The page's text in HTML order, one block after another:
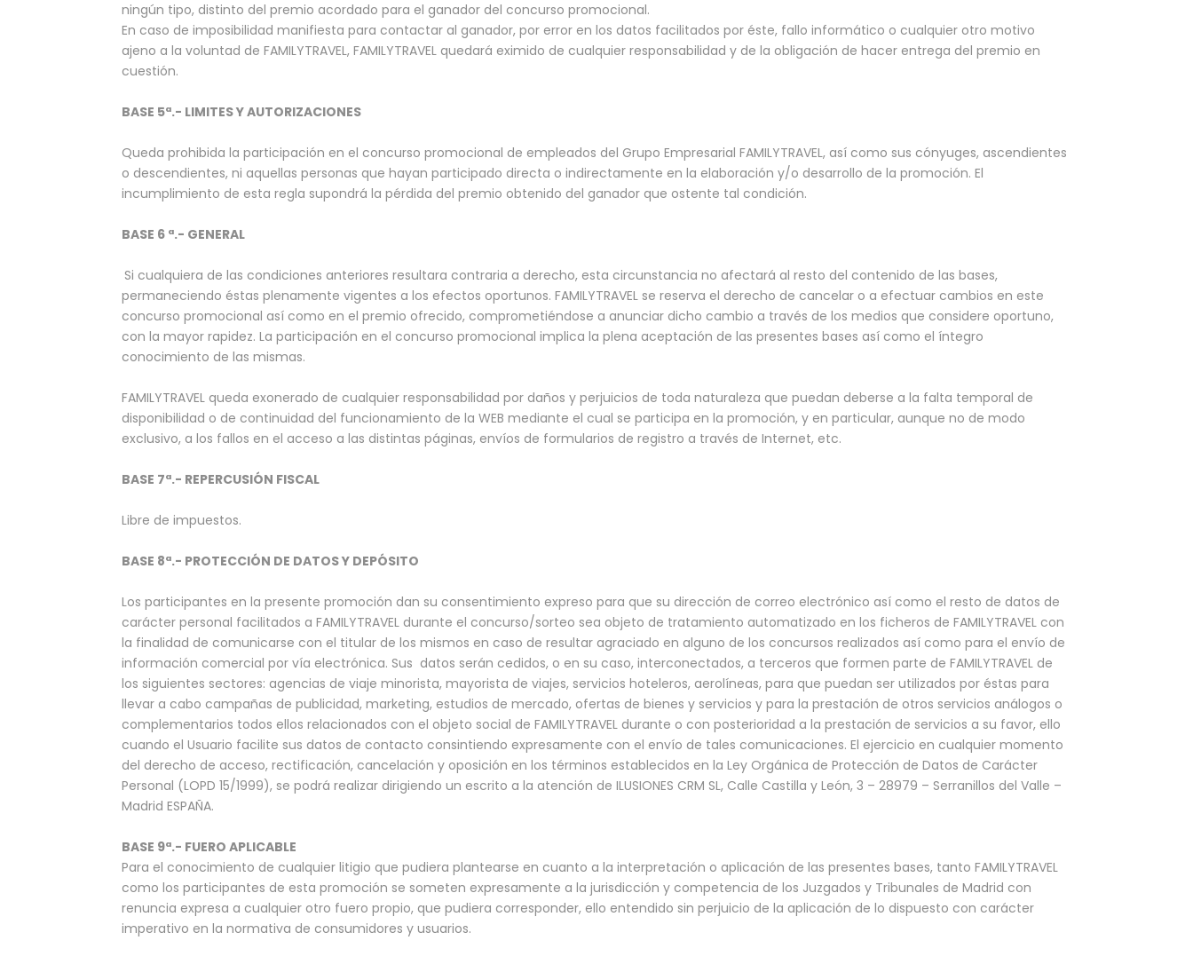
ningún tipo, distinto del premio acordado para el ganador del concurso promocional.
En caso de imposibilidad manifiesta para contactar al ganador, por error en los datos facilitados por éste, fallo informático o cualquier otro motivo
ajeno a la voluntad de FAMILYTRAVEL, FAMILYTRAVEL quedará eximido de cualquier responsabilidad y de la obligación de hacer entrega del premio en
cuestión.
BASE 5ª.- LIMITES Y AUTORIZACIONES
Queda prohibida la participación en el concurso promocional de empleados del Grupo Empresarial FAMILYTRAVEL, así como sus cónyuges, ascendientes
o descendientes, ni aquellas personas que hayan participado directa o indirectamente en la elaboración y/o desarrollo de la promoción. El
incumplimiento de esta regla supondrá la pérdida del premio obtenido del ganador que ostente tal condición.
BASE 6 ª.- GENERAL
Si cualquiera de las condiciones anteriores resultara contraria a derecho, esta circunstancia no afectará al resto del contenido de las bases,
permaneciendo éstas plenamente vigentes a los efectos oportunos. FAMILYTRAVEL se reserva el derecho de cancelar o a efectuar cambios en este
concurso promocional así como en el premio ofrecido, comprometiéndose a anunciar dicho cambio a través de los medios que considere oportuno,
con la mayor rapidez. La participación en el concurso promocional implica la plena aceptación de las presentes bases así como el íntegro
conocimiento de las mismas.
FAMILYTRAVEL queda exonerado de cualquier responsabilidad por daños y perjuicios de toda naturaleza que puedan deberse a la falta temporal de
disponibilidad o de continuidad del funcionamiento de la WEB mediante el cual se participa en la promoción, y en particular, aunque no de modo
exclusivo, a los fallos en el acceso a las distintas páginas, envíos de formularios de registro a través de Internet, etc.
BASE 7ª.- REPERCUSIÓN FISCAL
Libre de impuestos.
BASE 8ª.- PROTECCIÓN DE DATOS Y DEPÓSITO
Los participantes en la presente promoción dan su consentimiento expreso para que su dirección de correo electrónico así como el resto de datos de
carácter personal facilitados a FAMILYTRAVEL durante el concurso/sorteo sea objeto de tratamiento automatizado en los ficheros de FAMILYTRAVEL con
la finalidad de comunicarse con el titular de los mismos en caso de resultar agraciado en alguno de los concursos realizados así como para el envío de
información comercial por vía electrónica. Sus datos serán cedidos, o en su caso, interconectados, a terceros que formen parte de FAMILYTRAVEL de
los siguientes sectores: agencias de viaje minorista, mayorista de viajes, servicios hoteleros, aerolíneas, para que puedan ser utilizados por éstas para
llevar a cabo campañas de publicidad, marketing, estudios de mercado, ofertas de bienes y servicios y para la prestación de otros servicios análogos o
complementarios todos ellos relacionados con el objeto social de FAMILYTRAVEL durante o con posterioridad a la prestación de servicios a su favor, ello
cuando el Usuario facilite sus datos de contacto consintiendo expresamente con el envío de tales comunicaciones. El ejercicio en cualquier momento
del derecho de acceso, rectificación, cancelación y oposición en los términos establecidos en la Ley Orgánica de Protección de Datos de Carácter
Personal (LOPD 15/1999), se podrá realizar dirigiendo un escrito a la atención de ILUSIONES CRM SL, Calle Castilla y León, 3 – 28979 – Serranillos del Valle –
Madrid ESPAÑA.
BASE 9ª.- FUERO APLICABLE
Para el conocimiento de cualquier litigio que pudiera plantearse en cuanto a la interpretación o aplicación de las presentes bases, tanto FAMILYTRAVEL
como los participantes de esta promoción se someten expresamente a la jurisdicción y competencia de los Juzgados y Tribunales de Madrid con
renuncia expresa a cualquier otro fuero propio, que pudiera corresponder, ello entendido sin perjuicio de la aplicación de lo dispuesto con carácter
imperativo en la normativa de consumidores y usuarios.